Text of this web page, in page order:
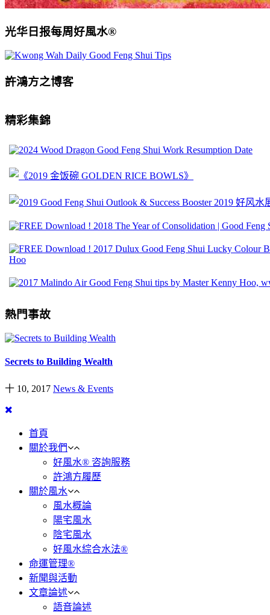
光华日报每周好風水®
許鴻方之博客
精彩集錦
熱門事故
Secrets to Building Wealth
十 10, 2017 News & Events
首頁
關於我們
好風水® 咨詢服務
許鴻方履歷
關於風水
風水概論
陽宅風水
陰宅風水
好風水綜合水法®
命運管理®
新聞與活動
文章論述
語音論述